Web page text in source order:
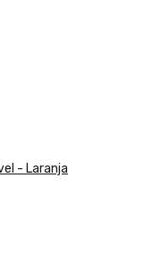
- Laranja